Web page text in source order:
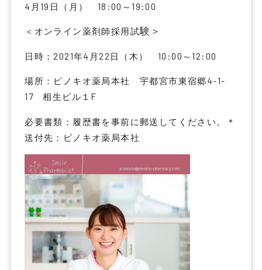
4月19日（月） 18:00～19:00
＜オンライン薬剤師採用試験＞
日時：2021年4月22日（木） 10:00～12:00
場所：ピノキオ薬局本社 宇都宮市東宿郷4-1-
17 相生ビル１F
必要書類：履歴書を事前に郵送してください。＊
送付先：ピノキオ薬局本社